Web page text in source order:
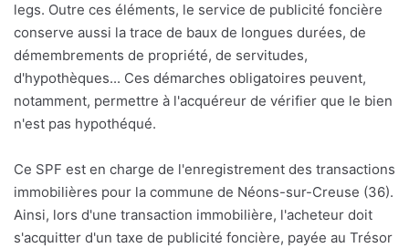
legs. Outre ces éléments, le service de publicité foncière
conserve aussi la trace de baux de longues durées, de
démembrements de propriété, de servitudes,
d'hypothèques... Ces démarches obligatoires peuvent,
notamment, permettre à l'acquéreur de vérifier que le bien
n'est pas hypothéqué.
Ce SPF est en charge de l'enregistrement des transactions
immobilières pour la commune de Néons-sur-Creuse (36).
Ainsi, lors d'une transaction immobilière, l'acheteur doit
s'acquitter d'un taxe de publicité foncière, payée au Trésor